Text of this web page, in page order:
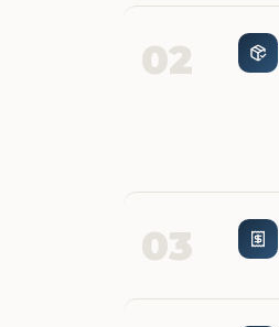
02
03